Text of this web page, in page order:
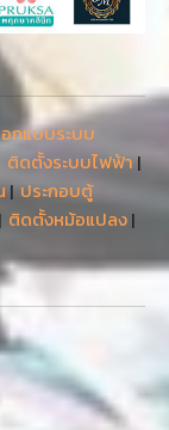
กแบบระบบ
ติดตั้งระบบไฟฟ้า|
|ประกอบตู้
| ติดตั้งหม้อแปลง|